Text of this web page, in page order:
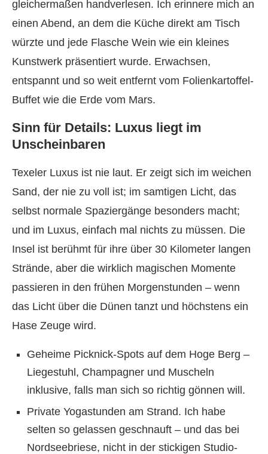
gleichermaßen handverlesen. Ich erinnere mich an
einen Abend, an dem die Küche direkt am Tisch
würzte und jede Flasche Wein wie ein kleines
Kunstwerk präsentiert wurde. Erwachsen,
entspannt und so weit entfernt vom Folienkartoffel-
Buffet wie die Erde vom Mars.
Sinn für Details: Luxus liegt im
Unscheinbaren
Texeler Luxus ist nie laut. Er zeigt sich im weichen
Sand, der nie zu voll ist; im samtigen Licht, das
selbst normale Spaziergänge besonders macht;
und im Luxus, einfach mal nichts zu müssen. Die
Insel ist berühmt für ihre über 30 Kilometer langen
Strände, aber die wirklich magischen Momente
passieren in den frühen Morgenstunden – wenn
das Licht über die Dünen tanzt und höchstens ein
Hase Zeuge wird.
Geheime Picknick-Spots auf dem Hoge Berg –
Liegestuhl, Champagner und Muscheln
inklusive, falls man sich so richtig gönnen will.
Private Yogastunden am Strand. Ich habe
selten so gelassen geschnauft – und das bei
Nordseebriese, nicht in der stickigen Studio-